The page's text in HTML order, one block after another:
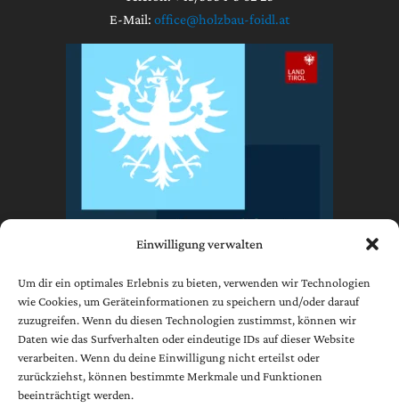
Einwilligung verwalten
Um dir ein optimales Erlebnis zu bieten, verwenden wir Technologien
wie Cookies, um Geräteinformationen zu speichern und/oder darauf
zuzugreifen. Wenn du diesen Technologien zustimmst, können wir
Daten wie das Surfverhalten oder eindeutige IDs auf dieser Website
verarbeiten. Wenn du deine Einwilligung nicht erteilst oder
zurückziehst, können bestimmte Merkmale und Funktionen
beeinträchtigt werden.
E-Mail: office@holzbau-foidl.at
Impressum
Datenschutzerklärung
AGB